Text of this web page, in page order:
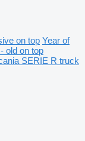
on top Year of
old on top